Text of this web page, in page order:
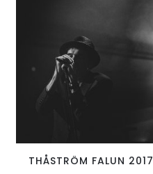
THÅSTRÖM FALUN 2017